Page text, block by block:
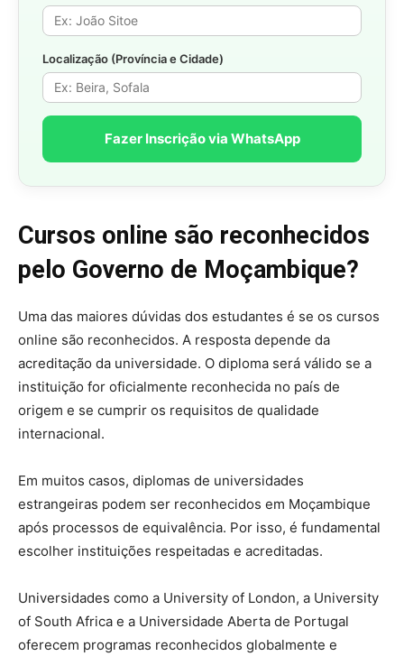
Localização (Província e Cidade)
Fazer Inscrição via WhatsApp
Cursos online são reconhecidos
pelo Governo de Moçambique?
Uma das maiores dúvidas dos estudantes é se os cursos
online são reconhecidos. A resposta depende da
acreditação da universidade. O diploma será válido se a
instituição for oficialmente reconhecida no país de
origem e se cumprir os requisitos de qualidade
internacional.
Em muitos casos, diplomas de universidades
estrangeiras podem ser reconhecidos em Moçambique
após processos de equivalência. Por isso, é fundamental
escolher instituições respeitadas e acreditadas.
Universidades como a University of London, a University
of South Africa e a Universidade Aberta de Portugal
oferecem programas reconhecidos globalmente e